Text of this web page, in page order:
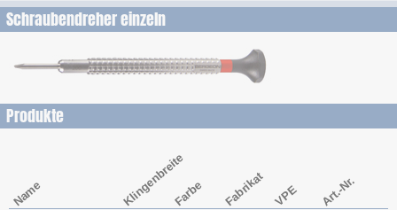
Schraubendreher einzeln
Produkte
Name KlingenbreiteFarbe Fabrikat VPE Art.-Nr.